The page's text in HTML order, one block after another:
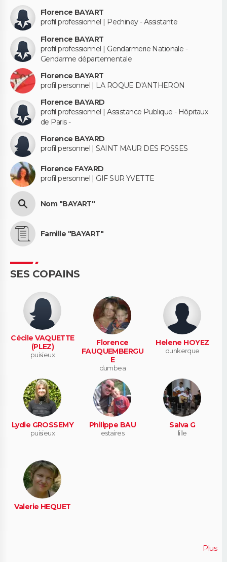
Florence BAYART
profil professionnel | Pechiney - Assistante
Florence BAYART
profil professionnel | Gendarmerie Nationale -
Gendarme départementale
Florence BAYART
profil personnel | LA ROQUE D'ANTHERON
Florence BAYARD
profil professionnel | Assistance Publique - Hôpitaux
de Paris -
Florence BAYARD
profil personnel | SAINT MAUR DES FOSSES
Florence FAYARD
profil personnel | GIF SUR YVETTE
Nom "BAYART"
Famille "BAYART"
SES COPAINS
Cécile VAQUETTE
(PLEZ)
puisieux
Florence
FAUQUEMBERGU
E
dumbea
Helene HOYEZ
dunkerque
Lydie GROSSEMY
puisieux
Philippe BAU
estaires
Salva G
lille
Valerie HEQUET
Plus